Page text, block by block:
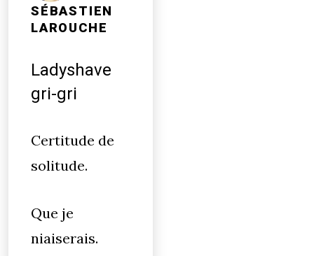
SÉBASTIEN
LAROUCHE
Ladyshave
gri-gri
Certitude de
solitude.
Que je
niaiserais.